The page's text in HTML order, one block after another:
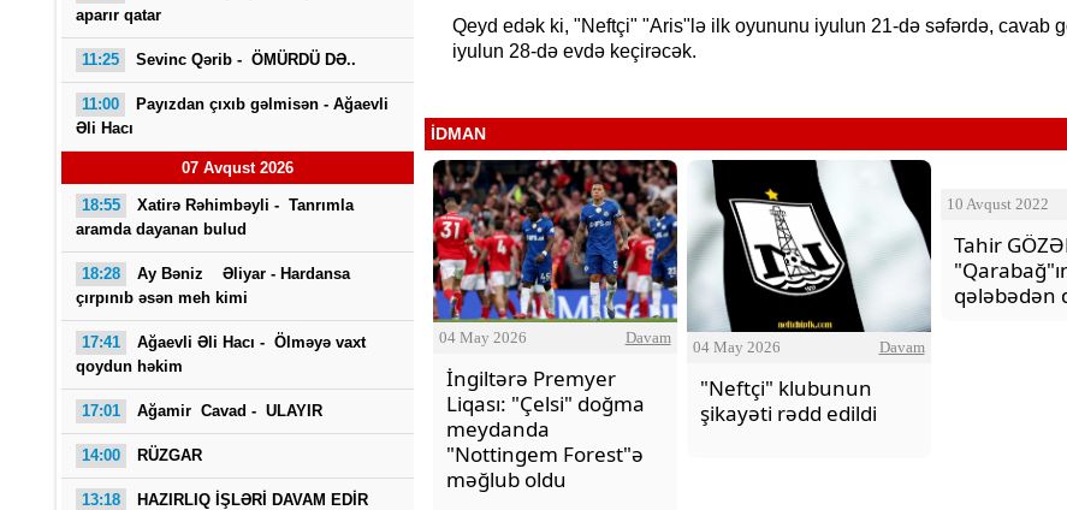
aparır qatar
11:25 Sevinc Qərib - ÖMÜRDÜ DƏ..
11:00 Payızdan çıxıb gəlmisən - Ağaevli
Əli Hacı
07 Avqust 2026
18:55
Xatirə Rəhimbəyli - Tanrımla
aramda dayanan bulud
18:28
Ay Bəniz Əliyar - Hardansa
çırpınıb əsən meh kimi
17:41 Ağaevli Əli Hacı - Ölməyə vaxt
qoydun həkim
17:01 Ağamir Cavad - ULAYIR
14:00 RÜZGAR
13:18 HAZIRLIQ İŞLƏRİ DAVAM EDİR
Qeyd edək ki, "Neftçi" "Aris"lə ilk oyununu iyulun 21-də səfərdə, cavab
iyulun 28-də evdə keçirəcək.
İDMAN
04 May 2026 Davam
İngiltərə Premyer
Liqası: "Çelsi" doğma
meydanda
"Nottingem Forest"ə
məğlub oldu
04 May 2026 Davam
"Neftçi" klubunun
şikayəti rədd edildi
10 Avqust 2022
Tahir
qələbədən
Sabah bəzi yerlərdə yağış yağacaq